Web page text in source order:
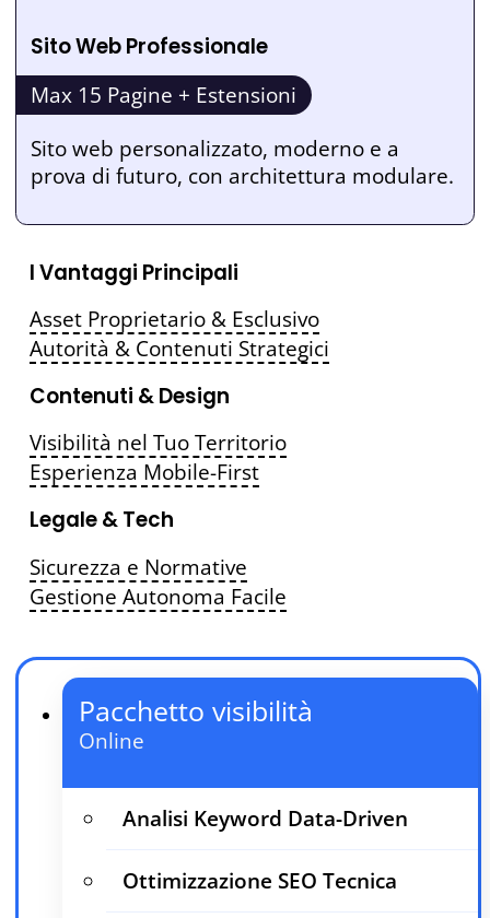
Sito Web Professionale
Max 15 Pagine + Estensioni
Sito web personalizzato, moderno e a
prova di futuro, con architettura modulare.
I Vantaggi Principali
Asset Proprietario & Esclusivo
Autorità & Contenuti Strategici
Contenuti & Design
Visibilità nel Tuo Territorio
Esperienza Mobile-First
Legale & Tech
Sicurezza e Normative
Gestione Autonoma Facile
Pacchetto visibilità
Online
Analisi Keyword Data-Driven
Ottimizzazione SEO Tecnica